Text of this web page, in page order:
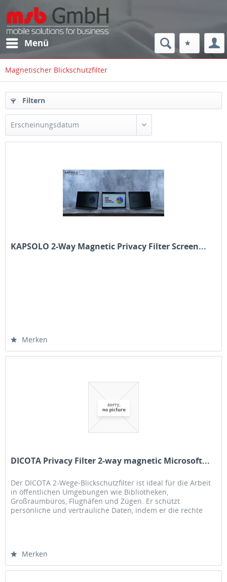
Menü
Magnetischer Blickschutzfilter
Filtern
Erscheinungsdatum
KAPSOLO 2-Way Magnetic Privacy Filter Screen...
Merken
DICOTA Privacy Filter 2-way magnetic Microsoft...
Der DICOTA 2-Wege-Blickschutzfilter ist ideal für die Arbeit
in öffentlichen Umgebungen wie Bibliotheken,
Großraumbüros, Flughäfen und Zügen. Er schützt
persönliche und vertrauliche Daten, indem er die rechte
Merken